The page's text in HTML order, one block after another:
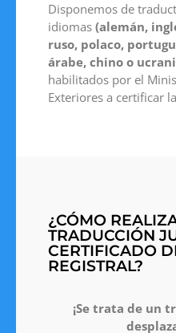
Disponemos de
idiomas (alemán,
ruso, polaco,
árabe, chino o
habilitados por el
Exteriores a certificar
¿CÓMO
TRADUCCIÓN
CERTIFICADO
REGISTRAL?
¡Se trata de un